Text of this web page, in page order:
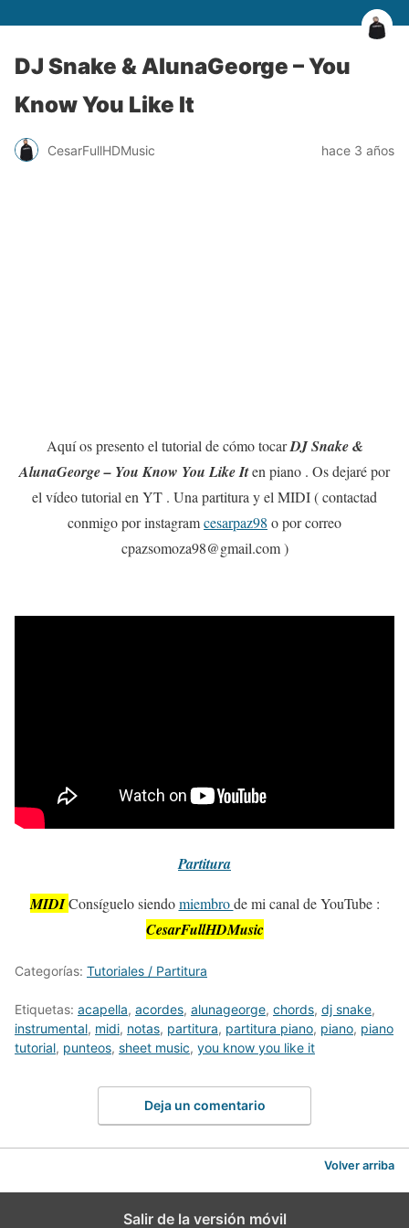
DJ Snake & AlunaGeorge – You
Know You Like It
CesarFullHDMusic hace 3 años
Aquí os presento el tutorial de cómo tocarDJ Snake &
AlunaGeorge – You Know You Like Iten piano . Os dejaré por
el vídeo tutorial en YT . Una partitura y el MIDI ( contactad
conmigo por instagramcesarpaz98 o por correo
cpazsomoza98@gmail.com )
Partitura
MIDI Consíguelo siendomiembrode mi canal de YouTube :
CesarFullHDMusic
Categorías: Tutoriales / Partitura
Etiquetas: acapella, acordes, alunageorge, chords, dj snake,
instrumental, midi, notas, partitura, partitura piano, piano, piano
tutorial, punteos, sheet music, you know you like it
Deja un comentario
Volver arriba
Salir de la versión móvil